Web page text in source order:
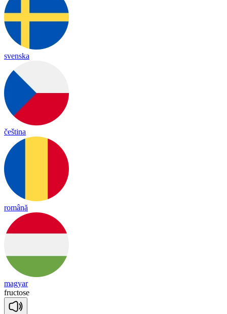
svenska
čeština
română
magyar
fructose